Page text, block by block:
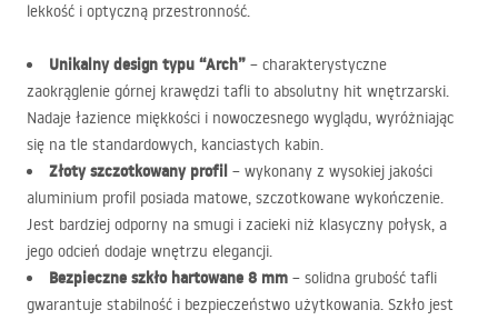
lekkość i optyczną przestronność.
Unikalny design typu “Arch” – charakterystyczne
zaokrąglenie górnej krawędzi tafli to absolutny hit wnętrzarski.
Nadaje łazience miękkości i nowoczesnego wyglądu, wyróżniając
się na tle standardowych, kanciastych kabin.
Złoty szczotkowany profil – wykonany z wysokiej jakości
aluminium profil posiada matowe, szczotkowane wykończenie.
Jest bardziej odporny na smugi i zacieki niż klasyczny połysk, a
jego odcień dodaje wnętrzu elegancji.
Bezpieczne szkło hartowane 8 mm – solidna grubość tafli
gwarantuje stabilność i bezpieczeństwo użytkowania. Szkło jest